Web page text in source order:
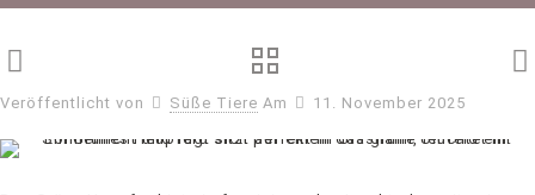
Veröffentlicht von Süße Tiere Am 11. November 2025